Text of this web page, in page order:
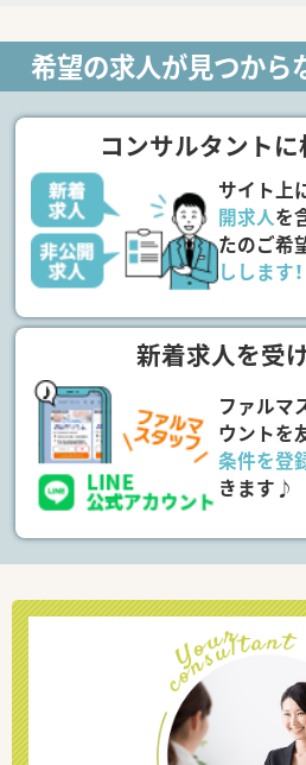
希望の求人が見つか
コンサルタント
サイト上
開求人を
たのご希
しします！
新着求人を受
ファルマ
ウントを
条件を登
きます♪